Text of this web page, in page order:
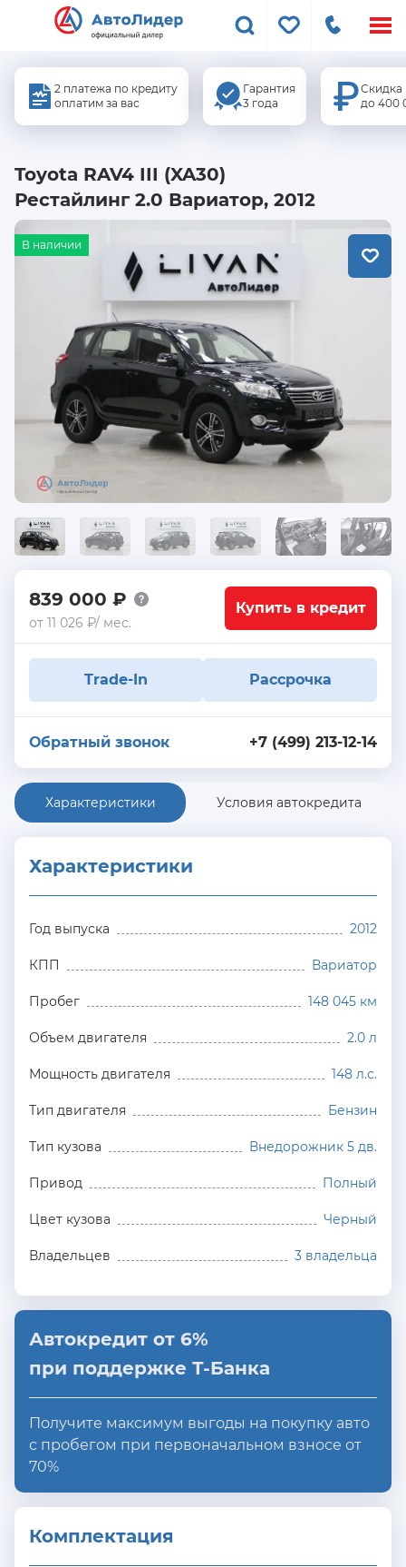
2 платежа по кредиту
оплатим за вас
Гарантия
3 года
Скидка
до 400
Toyota RAV4 III (XA30)
Рестайлинг 2.0 Вариатор, 2012
В наличии
839 000 ₽
от 11 026 ₽/ мес.
Купить в кредит
Trade-In Рассрочка
+7 (499) 213-12-14
Обратный звонок
Характеристики Условия автокредита
Характеристики
Год выпуска 2012
КПП Вариатор
Пробег 148 045 км
Объем двигателя 2.0 л
Мощность двигателя 148 л.с.
Тип двигателя Бензин
Тип кузова Внедорожник 5 дв.
Привод Полный
Цвет кузова Черный
Владельцев 3 владельца
Автокредит от 6%
при поддержке Т-Банка
Получите максимум выгоды на покупку авто
с пробегом при первоначальном взносе от
70%
Комплектация